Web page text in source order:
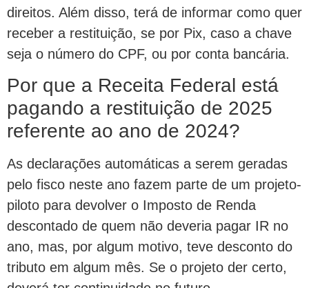
direitos. Além disso, terá de informar como quer
receber a restituição, se por Pix, caso a chave
seja o número do CPF, ou por conta bancária.
Por que a Receita Federal está
pagando a restituição de 2025
referente ao ano de 2024?
As declarações automáticas a serem geradas
pelo fisco neste ano fazem parte de um projeto-
piloto para devolver o Imposto de Renda
descontado de quem não deveria pagar IR no
ano, mas, por algum motivo, teve desconto do
tributo em algum mês. Se o projeto der certo,